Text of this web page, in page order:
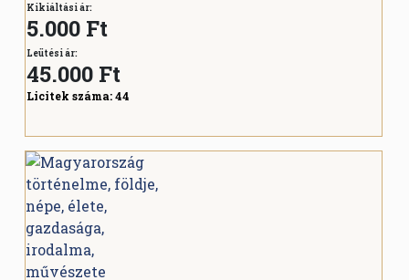
Kikiáltási ár:
5.000 Ft
Leütési ár:
45.000 Ft
Licitek száma:44